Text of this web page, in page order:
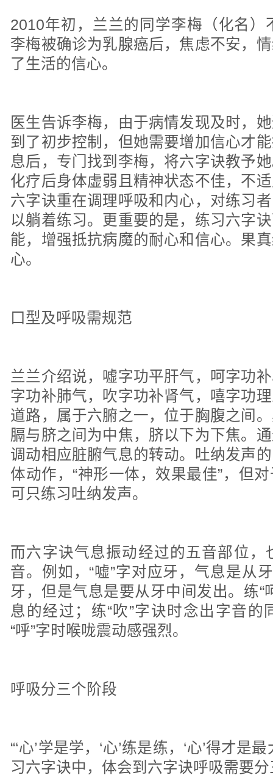
2010年初，兰兰的同学李梅（化名）
李梅被确诊为乳腺癌后，焦虑不安，
了生活的信心。
医生告诉李梅，由于病情发现及时，
到了初步控制，但她需要增加信心才
息后，专门找到李梅，将六字诀教予
化疗后身体虚弱且精神状态不佳，不
六字诀重在调理呼吸和内心，对练习
以躺着练习。更重要的是，练习六字
能，增强抵抗病魔的耐心和信心。果
心。
口型及呼吸需规范
兰兰介绍说，嘘字功平肝气，呵字功
字功补肺气，吹字功补肾气，嘻字功
道路，属于六腑之一，位于胸腹之间
膈与脐之间为中焦，脐以下为下焦。
调动相应脏腑气息的转动。吐纳发声
体动作，“神形一体，效果最佳”，但
可只练习吐纳发声。
而六字诀气息振动经过的五音部位，
音。例如，“嘘”字对应牙，气息是从
牙，但是气息是要从牙中间发出。练“
息的经过；练“吹”字诀时念出字音
“呼”字时喉咙震动感强烈。
呼吸分三个阶段
“‘心’学是学，‘心’练是练，‘心’得才是
习六字诀中，体会到六字诀呼吸需要